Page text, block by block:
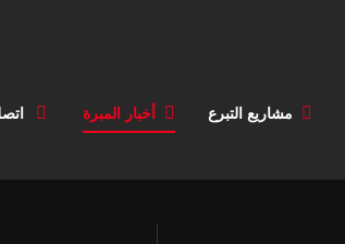
مشاريع التبرع أخبار المبرة